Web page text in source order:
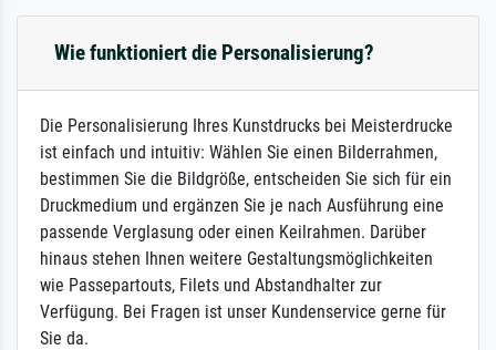
Wie funktioniert die Personalisierung?
Die Personalisierung Ihres Kunstdrucks bei Meisterdrucke
ist einfach und intuitiv: Wählen Sie einen Bilderrahmen,
bestimmen Sie die Bildgröße, entscheiden Sie sich für ein
Druckmedium und ergänzen Sie je nach Ausführung eine
passende Verglasung oder einen Keilrahmen. Darüber
hinaus stehen Ihnen weitere Gestaltungsmöglichkeiten
wie Passepartouts, Filets und Abstandhalter zur
Verfügung. Bei Fragen ist unser Kundenservice gerne für
Sie da.